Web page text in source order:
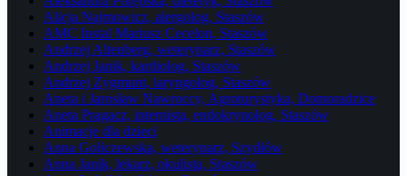
Alicja Najmowicz, alergolog, Staszów
AMC Instal Mariusz Cecelon, Staszów
Andrzej Altenberg, weterynarz, Staszów
Andrzej Janik, kardiolog, Staszów
Andrzej Zygmunt, laryngolog, Staszów
Aneta i Jarosław Nawroccy, Agroturystyka, Domoradzice
Aneta Pragacz, internista, endokrynolog, Staszów
Animacje dla dzieci
Anna Goliczewska, weterynarz, Szydłów
Anna Janik, lekarz, okulista, Staszów